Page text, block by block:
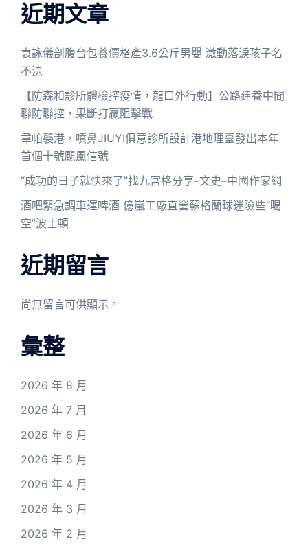
近期文章
袁詠儀剖腹台包養價格產3.6公斤男嬰 激動落淚孩子名
不決
【防森和診所體檢控疫情，龍口外行動】公路建養中間
聯防聯控，果斷打贏阻擊戰
韋帕襲港，噴鼻JIUYI俱意診所設計港地理臺發出本年
首個十號颶風信號
“成功的日子就快來了”找九宮格分享–文史–中國作家網
酒吧緊急調車運啤酒 億嵐工廠直營蘇格蘭球迷險些“喝
空”波士頓
近期留言
尚無留言可供顯示。
彙整
2026 年 8 月
2026 年 7 月
2026 年 6 月
2026 年 5 月
2026 年 4 月
2026 年 3 月
2026 年 2 月